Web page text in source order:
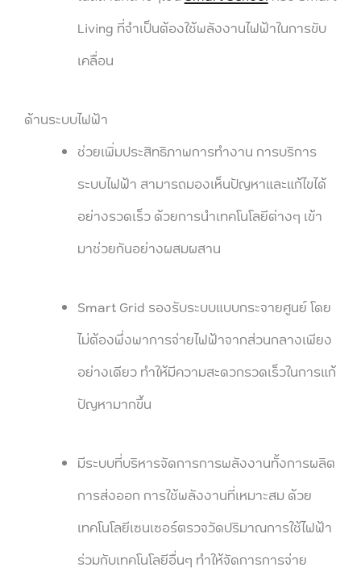
Living ที่จำเป็นต้องใช้พลังงานไฟฟ้าในการขับ
เคลื่อน
ด้านระบบไฟฟ้า
ช่วยเพิ่มประสิทธิภาพการทำงาน การบริการ
ระบบไฟฟ้า สามารถมองเห็นปัญหาและแก้ไขได้
อย่างรวดเร็ว ด้วยการนำเทคโนโลยีต่างๆ เข้า
มาช่วยกันอย่างผสมผสาน
Smart Grid รองรับระบบแบบกระจายศูนย์ โดย
ไม่ต้องพึ่งพาการจ่ายไฟฟ้าจากส่วนกลางเพียง
อย่างเดียว ทำให้มีความสะดวกรวดเร็วในการแก้
ปัญหามากขึ้น
มีระบบที่บริหารจัดการการพลังงานทั้งการผลิต
การส่งออก การใช้พลังงานที่เหมาะสม ด้วย
เทคโนโลยีเซนเซอร์ตรวจวัดปริมาณการใช้ไฟฟ้า
ร่วมกับเทคโนโลยีอื่นๆ ทำให้จัดการการจ่าย